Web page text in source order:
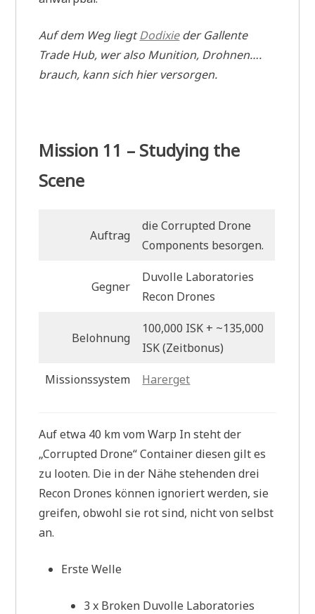
Auf dem Weg liegtDodixieder Gallente
Trade Hub, wer also Munition, Drohnen….
brauch, kann sich hier versorgen.
Mission 11 – Studying the
Scene
Auftrag
die Corrupted Drone
Components besorgen.
Gegner
Duvolle Laboratories
Recon Drones
Belohnung
100,000 ISK + ~135,000
ISK (Zeitbonus)
Missionssystem Harerget
Auf etwa 40 km vom Warp In steht der
„Corrupted Drone“ Container diesen gilt es
zu looten. Die in der Nähe stehenden drei
Recon Drones können ignoriert werden, sie
greifen, obwohl sie rot sind, nicht von selbst
an.
Erste Welle
3 x Broken Duvolle Laboratories